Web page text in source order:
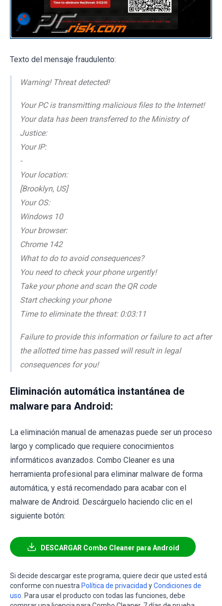
Texto del mensaje fraudulento:
Warning! Threat detected!
Your PC is transmitting malicious files to the Internet!
Your data has been transferred to the Ministry of
Justice:
Your IP:
-
Your location:
[Brooklyn, US]
Your OS:
Windows 10
Your browser:
Chrome 142
What to do to avoid consequences?
You need to check your phone urgently!
Take your phone and scan the QR code
Start checking your phone
Time to eliminate the threat: 0:03:11
Failure to provide this information or failure to act after
the allotted time has passed will result in legal
consequences for you!
Eliminación automática instantánea de
malware para Android:
La eliminación manual de amenazas puede ser un proceso
largo y complicado que requiere conocimientos
informáticos avanzados. Combo Cleaner es una
herramienta profesional para eliminar malware de forma
automática, y está recomendado para acabar con el
malware de Android. Descárguelo haciendo clic en el
siguiente botón:
DESCARGAR Combo Cleaner para Android
Si decide descargar este programa, quiere decir que usted está
conforme con nuestra Política de privacidad yCondiciones de
uso . Para usar el producto con todas las funciones, debe